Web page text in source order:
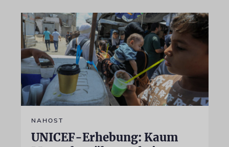
NAHOST
UNICEF-Erhebung: Kaum